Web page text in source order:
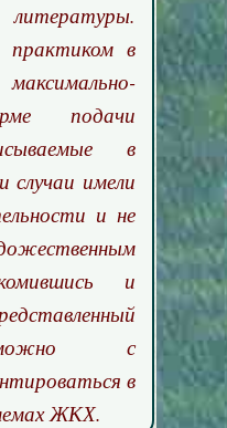
практиком в
подачи
в
случаи имели
и не
и
с
в
ЖКХ.